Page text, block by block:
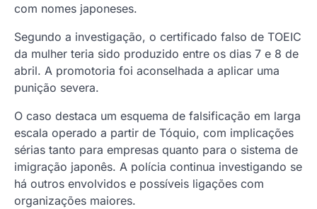
com nomes japoneses.
Segundo a investigação, o certificado falso de TOEIC
da mulher teria sido produzido entre os dias 7 e 8 de
abril. A promotoria foi aconselhada a aplicar uma
punição severa.
O caso destaca um esquema de falsificação em larga
escala operado a partir de Tóquio, com implicações
sérias tanto para empresas quanto para o sistema de
imigração japonês. A polícia continua investigando se
há outros envolvidos e possíveis ligações com
organizações maiores.